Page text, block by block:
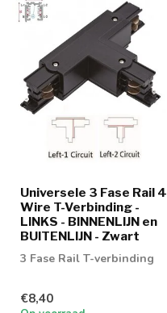
Universele 3 Fase Rail 4
Wire T-Verbinding -
LINKS - BINNENLIJN en
BUITENLIJN - Zwart
3 Fase Rail T-verbinding
€8,40